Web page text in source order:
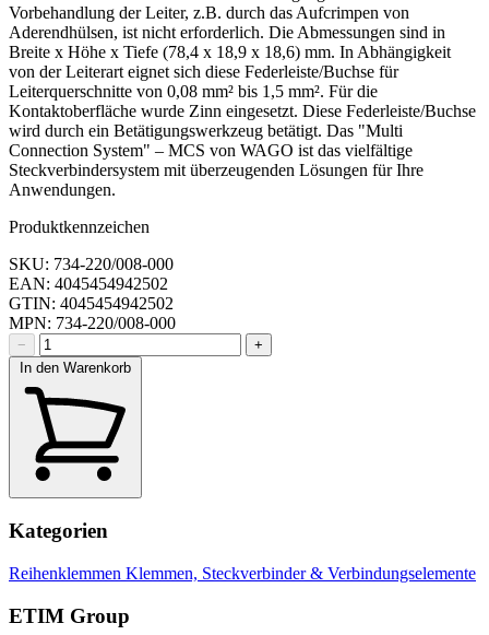
Vorbehandlung der Leiter, z.B. durch das Aufcrimpen von
Aderendhülsen, ist nicht erforderlich. Die Abmessungen sind in
Breite x Höhe x Tiefe (78,4 x 18,9 x 18,6) mm. In Abhängigkeit
von der Leiterart eignet sich diese Federleiste/Buchse für
Leiterquerschnitte von 0,08 mm² bis 1,5 mm². Für die
Kontaktoberfläche wurde Zinn eingesetzt. Diese Federleiste/Buchse
wird durch ein Betätigungswerkzeug betätigt. Das "Multi
Connection System" – MCS von WAGO ist das vielfältige
Steckverbindersystem mit überzeugenden Lösungen für Ihre
Anwendungen.
Produktkennzeichen
SKU: 734-220/008-000
EAN: 4045454942502
GTIN: 4045454942502
MPN: 734-220/008-000
−
+
In den Warenkorb
Kategorien
Reihenklemmen Klemmen, Steckverbinder & Verbindungselemente
ETIM Group